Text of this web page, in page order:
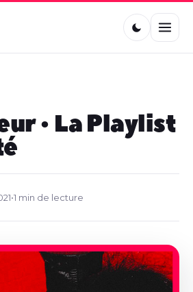
• La Playlist
•1 min de lecture